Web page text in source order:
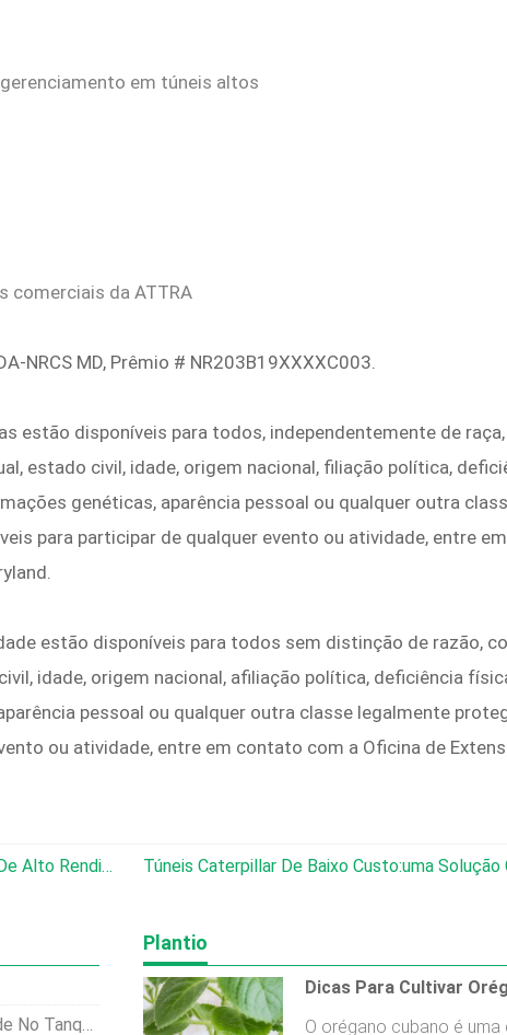
em túneis altos
comerciais da ATTRA
MD, Prêmio # NR203B19XXXXC003.
estão disponíveis para todos, independentemente de raça,
estado civil, idade, origem nacional, filiação política,
genéticas, aparência pessoal ou qualquer outra
​​para participar de qualquer evento ou atividade, entre
estão disponíveis para todos sem distinção de razão,
idade, origem nacional, afiliação política, deficiência
pessoal ou qualquer outra classe legalmente
ou atividade, entre em contato com a Oficina de
Southern Exposure Seed Exchange:culturas Básicas De Alto Rendimento Com Curadoria De Especialistas Para Os Modernos Victory Gardens Túneis Caterpillar De Baixo Custo:uma Solução Comprovada E Versátil
Camarão.
Plantio
O orégano cubano é uma